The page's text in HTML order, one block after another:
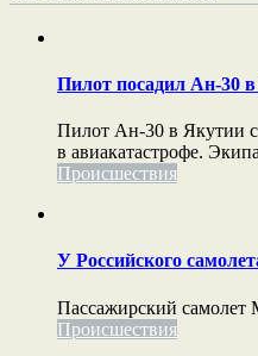
Пилот посадил Ан-30
Пилот Ан-30 в Якутии
в авиакатастрофе.
Происшествия
У Российского
Пассажирский самолет
Происшествия